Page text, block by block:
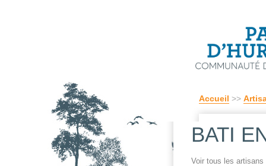
Accueil >>
BATI
Voir tous les